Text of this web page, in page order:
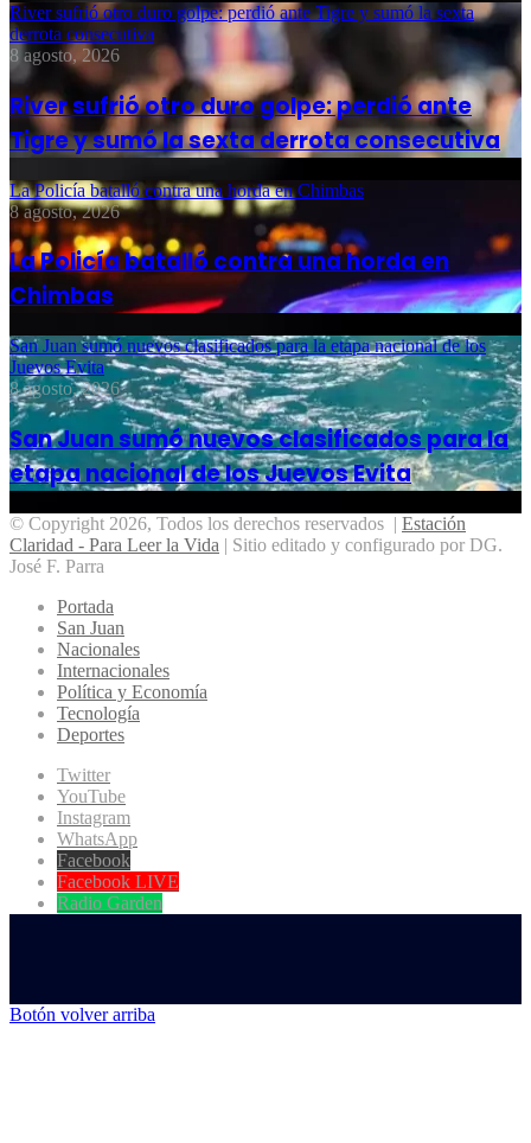
River sufrió otro duro golpe: perdió ante Tigre y sumó la sexta
derrota consecutiva
8 agosto, 2026
River sufrió otro duro golpe: perdió ante
Tigre y sumó la sexta derrota consecutiva
La Policía batalló contra una horda en Chimbas
8 agosto, 2026
La Policía batalló contra una horda en
Chimbas
San Juan sumó nuevos clasificados para la etapa nacional de los
Juevos Evita
8 agosto, 2026
San Juan sumó nuevos clasificados para la
etapa nacional de los Juevos Evita
© Copyright 2026, Todos los derechos reservados | Estación
Claridad - Para Leer la Vida | Sitio editado y configurado por DG.
José F. Parra
Portada
San Juan
Nacionales
Internacionales
Política y Economía
Tecnología
Deportes
Twitter
YouTube
Instagram
WhatsApp
Facebook
Facebook LIVE
Radio Garden
Botón volver arriba